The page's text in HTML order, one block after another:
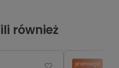
również
promocja